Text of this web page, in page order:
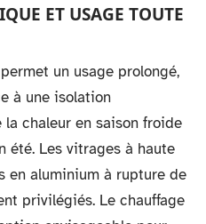
ET USAGE TOUTE
un usage prolongé,
à une isolation
la chaleur en saison froide
été. Les vitrages à haute
en aluminium à rupture de
privilégiés. Le chauffage